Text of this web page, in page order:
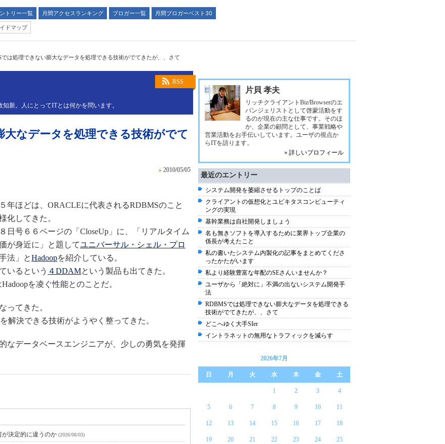
トリー一覧 月間アクセスランキング ブロガー一覧
月間ブロガーベスト30
ドマップ
では処理できない膨大なデータを処理できる技術がでてきたが、、さて
RSS
新。人にとってITとは何かを問います。
なデータを処理できる技術がでて
» 2010/05/05
年ほどは、ORACLEに代表されるRDBMSのこと
化してきた。
日号６６ページの「CloseUp」に、「リアルタイム
が身近に」と題してユニバーサル・シェル・プロ
法」とHadoopを紹介している。
いるという ４DDAMという製品も出てきた。
を凌ぐ性能とのことだ。
ってきた。
解決できる技術がようやく整ってきた。
なデータベースエンジニアが、少しの勇気を発揮
が決定的に違うのか (2026/08/03)
片貝 孝夫
リッチクライアントBiz/Browserのエ
バンジェリストとして啓蒙活動をす
るのが現在の主な仕事です。そのほ
か、企業の顧問として、事業戦略や
営業活動をお手伝いしています。ユーザの視点か
らITを語ります。
» 詳しいプロフィール
最近のエントリー
システム開発を萎縮させるトップのことば
クライアントの仮想化とユビキタスコンピューティ
ングの実現
基幹業務は自社開発しましょう
名も無きソフトを導入するために業界トップ企業の
係長が考えたこと
私の書いたシステム内製化の記事をまとめてくださ
ったかたがいます
私より経験豊富な年配のSEさんいませんか？
ユーザから「絶対に」不満の出ないシステム開発手
法
RDBMSでは処理できない膨大なデータを処理できる
技術がでてきたが、、さて
どこへゆく大手SIer
イントラネットの無用なトラフィックを減らす
2026年7月
日 月 火 水 木 金 土
1 2 3 4
5 6 7 8 9 10 11
12 13 14 15 16 17 18
19 20 21 22 23 24 25